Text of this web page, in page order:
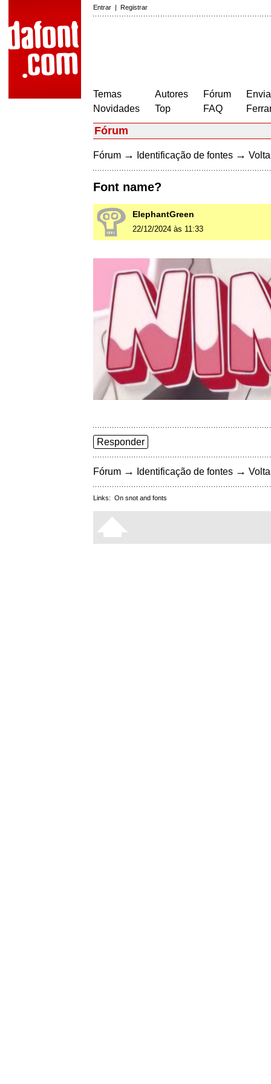
Entrar | Registrar
Temas
Novidades
Autores
Top
Fórum
FAQ
Fórum
Fórum → Identificação de fontes →
Font name?
ElephantGreen
22/12/2024 às 11:33
Responder
Fórum → Identificação de fontes →
Links: On snot and fonts